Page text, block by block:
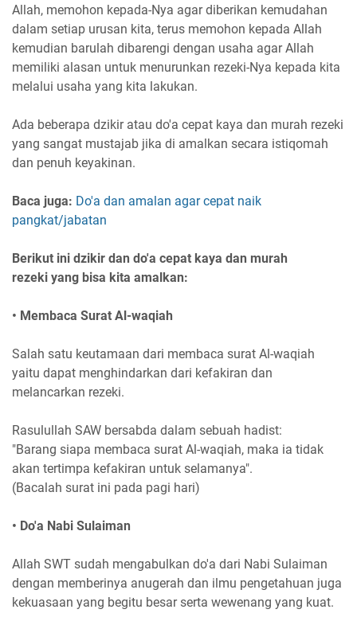
Allah, memohon kepada-Nya agar diberikan kemudahan
dalam setiap urusan kita, terus memohon kepada Allah
kemudian barulah dibarengi dengan usaha agar Allah
memiliki alasan untuk menurunkan rezeki-Nya kepada kita
melalui usaha yang kita lakukan.
Ada beberapa dzikir atau do'a cepat kaya dan murah rezeki
yang sangat mustajab jika di amalkan secara istiqomah
dan penuh keyakinan.
Baca juga: Do'a dan amalan agar cepat naik
pangkat/jabatan
Berikut ini dzikir dan do'a cepat kaya dan murah
rezeki yang bisa kita amalkan:
• Membaca Surat Al-waqiah
Salah satu keutamaan dari membaca surat Al-waqiah
yaitu dapat menghindarkan dari kefakiran dan
melancarkan rezeki.
Rasulullah SAW bersabda dalam sebuah hadist:
"Barang siapa membaca surat Al-waqiah, maka ia tidak
akan tertimpa kefakiran untuk selamanya".
(Bacalah surat ini pada pagi hari)
• Do'a Nabi Sulaiman
Allah SWT sudah mengabulkan do'a dari Nabi Sulaiman
dengan memberinya anugerah dan ilmu pengetahuan juga
kekuasaan yang begitu besar serta wewenang yang kuat.